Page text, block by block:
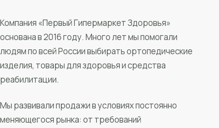
Компания «Первый Гипермаркет Здоровья»
основана в 2016 году. Много лет мы помогали
людям по всей России выбирать ортопедические
изделия, товары для здоровья и средства
реабилитации.
Мы развивали продажи в условиях постоянно
меняющегося рынка: от требований